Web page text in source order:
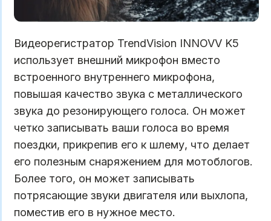
Видеорегистратор TrendVision INNOVV K5
использует внешний микрофон вместо
встроенного внутреннего микрофона,
повышая качество звука с металлического
звука до резонирующего голоса. Он может
четко записывать ваши голоса во время
поездки, прикрепив его к шлему, что делает
его полезным снаряжением для мотоблогов.
Более того, он может записывать
потрясающие звуки двигателя или выхлопа,
поместив его в нужное место.